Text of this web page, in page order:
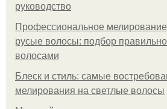
руководство
Профессиональное
русые волосы: подбор
волосами
Блеск и стиль: самые
мелирования на светлые волосы